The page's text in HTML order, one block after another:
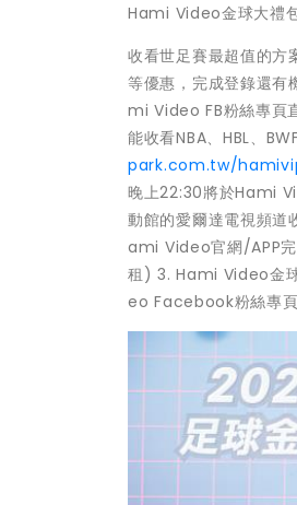
Hami Video金球大禮
收看世足賽最超值的
等優惠，完成登錄還
mi Video FB粉絲專頁
能收看NBA、HBL、
park.com.tw/
晚上22:30將於Hami
動館的愛爾達電視頻道
ami Video官網/APP完
租) 3. Hami Video金
eo Facebook粉絲專頁